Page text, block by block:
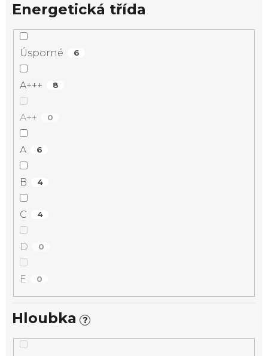
Energetická třída
Úsporné 6
A+++ 8
A++ 0
A 6
B 4
C 4
D 0
E 0
Hloubka ?